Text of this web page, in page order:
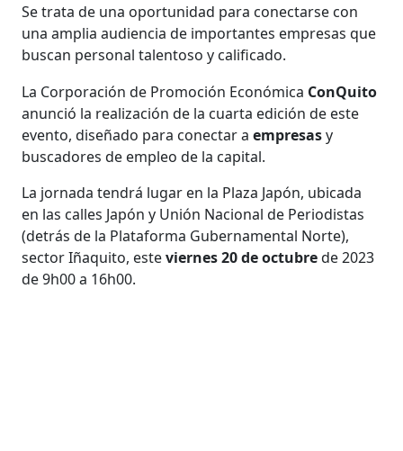
Se trata de una oportunidad para conectarse con
una amplia audiencia de importantes empresas que
buscan personal talentoso y calificado.
La Corporación de Promoción Económica ConQuito
anunció la realización de la cuarta edición de este
evento, diseñado para conectar aempresasy
buscadores de empleo de la capital.
La jornada tendrá lugar en la Plaza Japón, ubicada
en las calles Japón y Unión Nacional de Periodistas
(detrás de la Plataforma Gubernamental Norte),
sector Iñaquito, esteviernes 20 de octubrede 2023
de 9h00 a 16h00.